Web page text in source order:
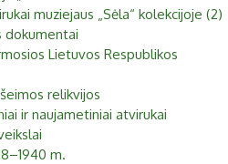
muziejaus „Sėla“ kolekcijoje (2)
dokumentai
Lietuvos Respublikos
relikvijos
ir naujametiniai atvirukai
m.